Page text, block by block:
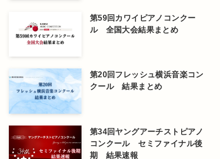
第59回カワイピアノコンクー
ル 全国大会結果まとめ
第20回フレッシュ横浜音楽コン
クール 結果まとめ
第34回ヤングアーチストピアノ
コンクール セミファイナル後
期 結果速報